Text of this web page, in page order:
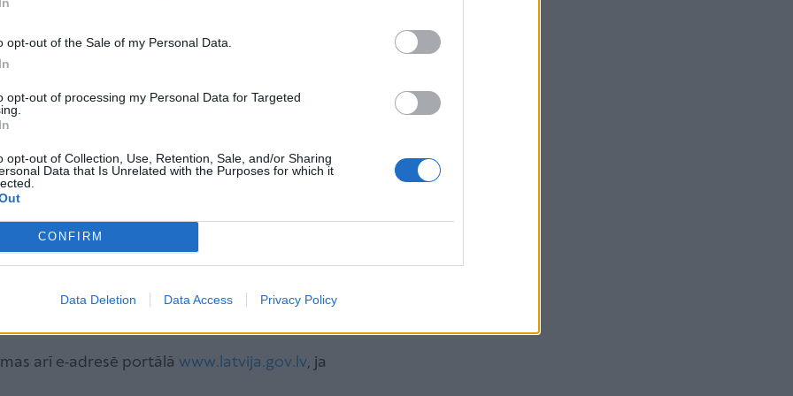
opt-out of the Sale of my Personal Data.
opt-out of processing my Personal Data for Targeted
opt-out of Collection, Use, Retention, Sale, and/or Sharing
Data that Is Unrelated with the Purposes for which it
CONFIRM
Data Deletion Data Access Privacy Policy
paņemta līdzi (piemēram, ja tā ir nozaudēta vai
Informācija par sievietei nosūtītās uzaicinājuma
datumu ārstniecības iestādēs ir pieejama
kuram arī ir iespēja redzēt izsūtītās vēstules
pārbaudes veikšanai;
tieši tāpat ir redzams izsūtītās vēstules
pārbaudi;
klātienē kādā no NVD teritoriālajām nodaļām,
iestādēm, kas nodrošina skrīninga
personas apliecību);
arī e-adresē portālā www.latvija.gov.lv, ja